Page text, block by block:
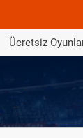
Ücretsiz